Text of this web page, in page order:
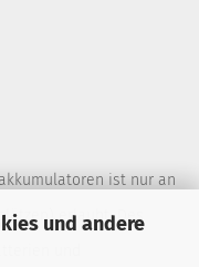
und andere
ist nur an
erlaubt. Des
und